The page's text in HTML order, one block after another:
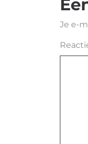
Je e-